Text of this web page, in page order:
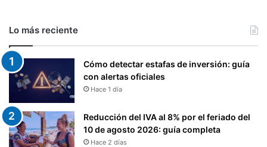
Lo más reciente
Cómo detectar estafas de inversión: guía
con alertas oficiales
Hace 1 día
Reducción del IVA al 8% por el feriado del
10 de agosto 2026: guía completa
Hace 2 días